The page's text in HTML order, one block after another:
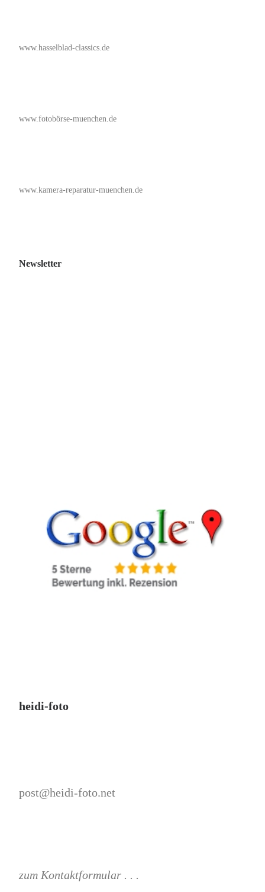
www.hasselblad-classics.de
www.fotobörse-muenchen.de
www.kamera-reparatur-muenchen.de
Newsletter
heidi-foto
post@heidi-foto.net
zum Kontaktformular . . .